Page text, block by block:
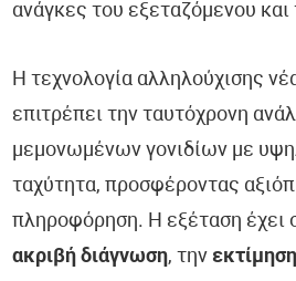
ανάγκες του εξεταζόμενου και
Η τεχνολογία αλληλούχισης
επιτρέπει την ταυτόχρονη
μεμονωμένων γονιδίων με
ταχύτητα, προσφέροντας
πληροφόρηση. Η εξέταση έχει
ακριβή διάγνωση, την